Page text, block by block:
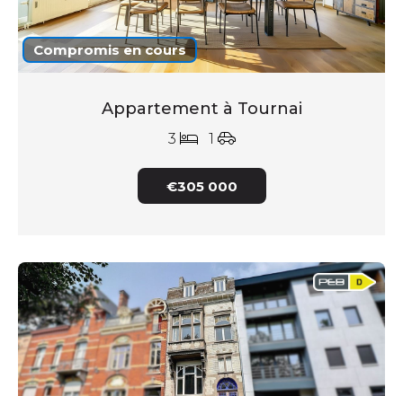
Compromis en cours
Appartement à Tournai
3 1
€305 000